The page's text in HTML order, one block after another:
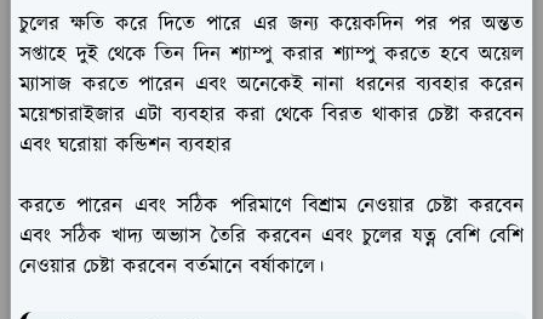
চুলের ক্ষতি করে দিতে পারে এর জন্য কয়েকদিন পর পর অন্তত
সপ্তাহে দুই থেকে তিন দিন শ্যাম্পু করার শ্যাম্পু করতে হবে অয়েল
ম্যাসাজ করতে পারেন এবং অনেকেই নানা ধরনের ব্যবহার করেন
ময়েশ্চারাইজার এটা ব্যবহার করা থেকে বিরত থাকার চেষ্টা করবেন
এবং ঘরোয়া কন্ডিশন ব্যবহার
করতে পারেন এবং সঠিক পরিমাণে বিশ্রাম নেওয়ার চেষ্টা করবেন
এবং সঠিক খাদ্য অভ্যাস তৈরি করবেন এবং চুলের যত্ন বেশি বেশি
নেওয়ার চেষ্টা করবেন বর্তমানে বর্ষাকালে।